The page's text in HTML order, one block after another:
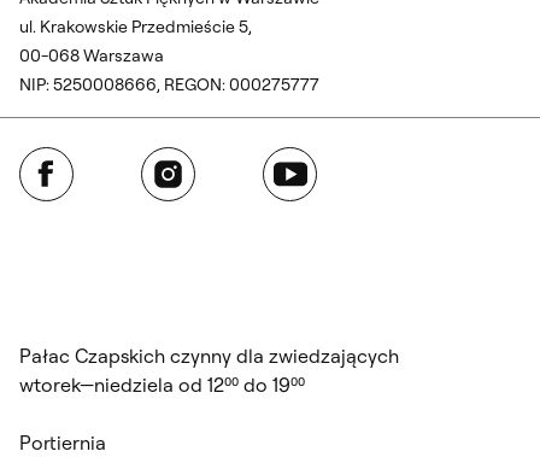
ul. Krakowskie Przedmieście 5,
00-068 Warszawa
NIP: 5250008666, REGON: 000275777
Facebook Instagram YouTube
Pałac Czapskich czynny dla zwiedzających
wtorek—niedziela od 12⁰⁰ do 19⁰⁰
Portiernia